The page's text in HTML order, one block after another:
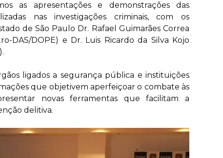
as apresentações e demonstrações das
nas investigações criminais, com os
de São Paulo Dr. Rafael Guimarães Correa
DAS/DOPE) e Dr. Luis Ricardo da Silva Kojo
ligados a segurança pública e instituições
que objetivem aperfeiçoar o combate às
novas ferramentas que facilitam a
delitiva.